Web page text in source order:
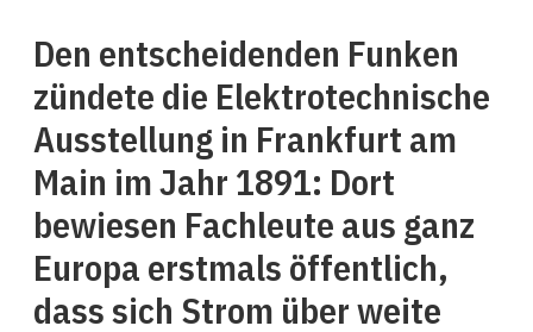
Den entscheidenden Funken
zündete die Elektrotechnische
Ausstellung in Frankfurt am
Main im Jahr 1891: Dort
bewiesen Fachleute aus ganz
Europa erstmals öffentlich,
dass sich Strom über weite